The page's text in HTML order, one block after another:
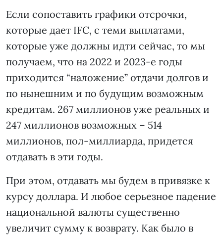
Если сопоставить графики отсрочки,
которые дает IFC, с теми выплатами,
которые уже должны идти сейчас, то мы
получаем, что на 2022 и 2023-е годы
приходится “наложение” отдачи долгов и
по нынешним и по будущим возможным
кредитам. 267 миллионов уже реальных и
247 миллионов возможных – 514
миллионов, пол-миллиарда, придется
отдавать в эти годы.
При этом, отдавать мы будем в привязке к
курсу доллара. И любое серьезное падение
национальной валюты существенно
увеличит сумму к возврату. Как было в